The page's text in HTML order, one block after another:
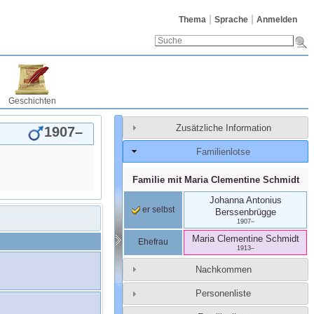
Thema Sprache Anmelden
Geschichten
1907– Zusätzliche Information
Familienlotse
Familie mit Maria Clementine Schmidt
er selbst
Johanna Antonius
Berssenbrügge
1907–
Ehefrau Maria Clementine Schmidt
1913–
Nachkommen
Personenliste